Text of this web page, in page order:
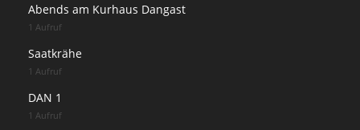
Abends am Kurhaus Dangast
1 Aufruf
Saatkrähe
1 Aufruf
DAN 1
1 Aufruf